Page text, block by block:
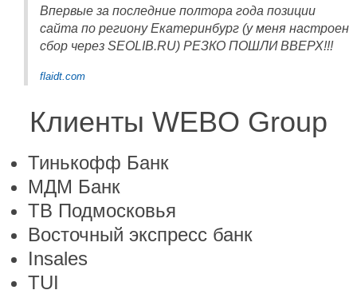
Впервые за последние полтора года позиции
сайта по региону Екатеринбург (у меня настроен
сбор через SEOLIB.RU) РЕЗКО ПОШЛИ ВВЕРХ!!!
flaidt.com
Клиенты WEBO Group
Тинькофф Банк
МДМ Банк
ТВ Подмосковья
Восточный экспресс банк
Insales
TUI